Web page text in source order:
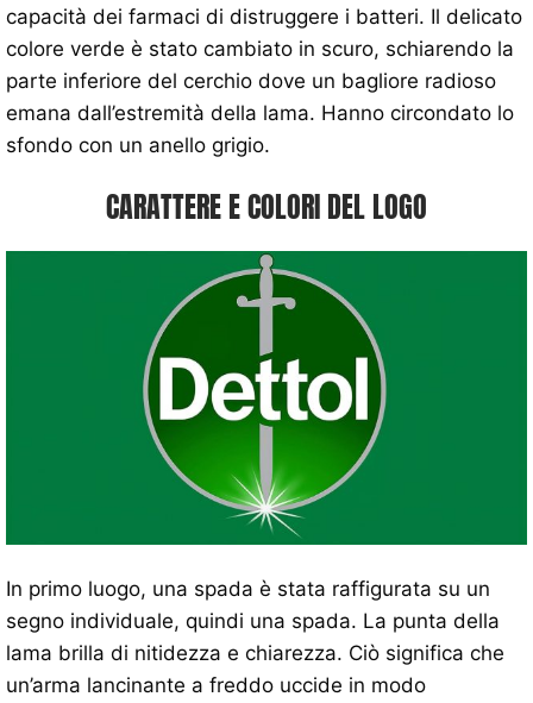
capacità dei farmaci di distruggere i batteri. Il delicato
colore verde è stato cambiato in scuro, schiarendo la
parte inferiore del cerchio dove un bagliore radioso
emana dall’estremità della lama. Hanno circondato lo
sfondo con un anello grigio.
CARATTERE E COLORI DEL LOGO
In primo luogo, una spada è stata raffigurata su un
segno individuale, quindi una spada. La punta della
lama brilla di nitidezza e chiarezza. Ciò significa che
un’arma lancinante a freddo uccide in modo